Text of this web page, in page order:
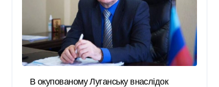
В окупованому Луганську внаслідок